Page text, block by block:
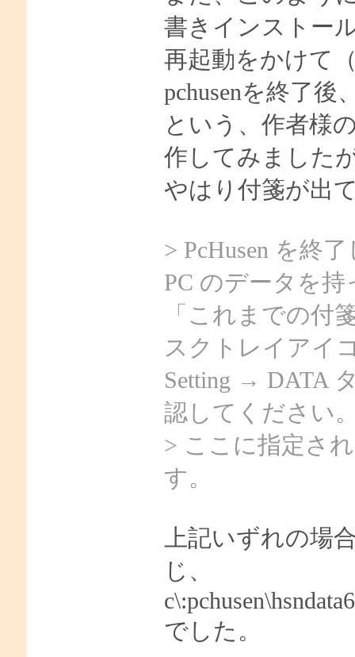
書きインストー
再起動をかけて
pchusenを終了
という、作者様
作してみました
やはり付箋が出
> PcHusen を終
PC のデータを持
「これまでの付
スクトレイアイ
Setting → DATA
認してください
> ここに指定さ
す。
上記いずれの場
じ、
でした。